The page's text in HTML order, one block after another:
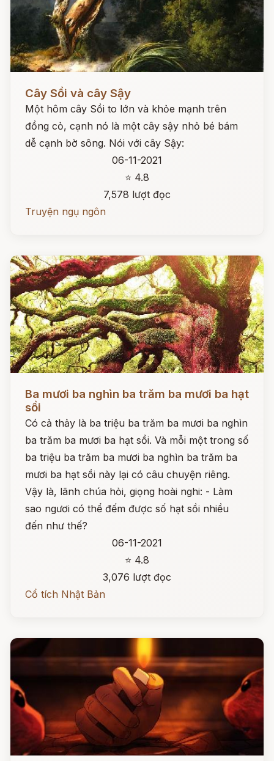
Cây Sồi và cây Sậy
Một hôm cây Sồi to lớn và khỏe mạnh trên
đồng cỏ, cạnh nó là một cây sậy nhỏ bé bám
dễ cạnh bờ sông. Nói với cây Sậy:
06-11-2021
⭐ 4.8
7,578 lượt đọc
Truyện ngụ ngôn
Ba mươi ba nghìn ba trăm ba mươi ba hạt
sồi
Có cả thảy là ba triệu ba trăm ba mươi ba nghìn
ba trăm ba mươi ba hạt sồi. Và mỗi một trong số
ba triệu ba trăm ba mươi ba nghìn ba trăm ba
mươi ba hạt sồi này lại có câu chuyện riêng.
Vậy là, lãnh chúa hỏi, giọng hoài nghi: - Làm
sao ngươi có thể đếm được số hạt sồi nhiều
đến như thế?
06-11-2021
⭐ 4.8
3,076 lượt đọc
Cổ tích Nhật Bản